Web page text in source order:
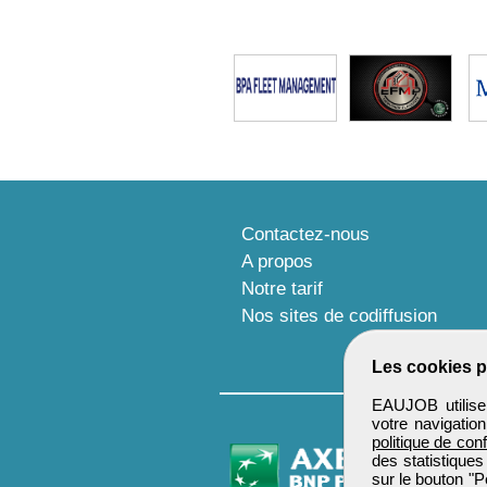
Les cookies
EAUJOB
votre
politique de
des
sur le bouton
Contactez-nous
A propos
Notre tarif
Nos sites de codiffusion